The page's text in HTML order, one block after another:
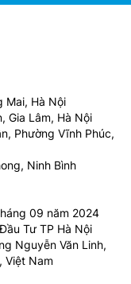
Mai, Hà Nội
Gia Lâm, Hà Nội
Phường Vĩnh Phúc,
Ninh Bình
09 năm 2024
Tư TP Hà Nội
Nguyễn Văn Linh,
Việt Nam